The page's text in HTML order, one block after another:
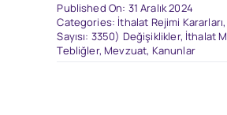
Published On: 31 Aralık 2024
Categories: İthalat Rejimi Kararları
Sayısı: 3350) Değişiklikler, İthalat
Tebliğler, Mevzuat, Kanunlar